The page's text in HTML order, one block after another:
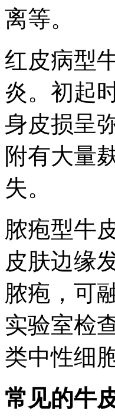
离等。
红皮病型
炎。初起
身皮损呈
附有大量
失。
脓疱型牛
皮肤边缘
脓疱，可
实验室检
类中性细
常见的牛